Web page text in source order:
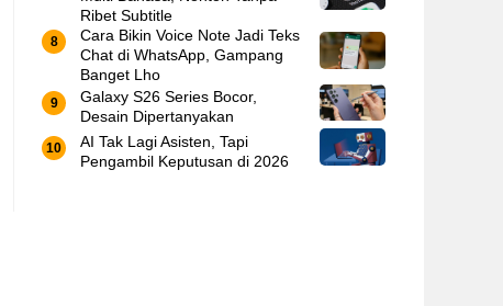
Ribet Subtitle
Cara Bikin Voice Note Jadi Teks
Chat di WhatsApp, Gampang
Banget Lho
Galaxy S26 Series Bocor,
Desain Dipertanyakan
AI Tak Lagi Asisten, Tapi
Pengambil Keputusan di 2026